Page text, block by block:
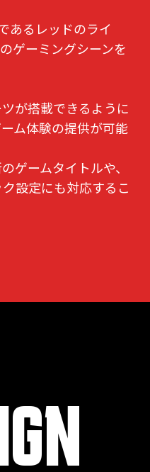
あるレッドのライ
ゲーミングシーンを
が搭載できるように
ム体験の提供が可能
ゲームタイトルや、
設定にも対応するこ